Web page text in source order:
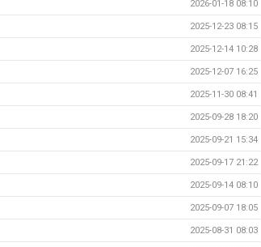
2026-01-18 08:10
2025-12-23 08:15
2025-12-14 10:28
2025-12-07 16:25
2025-11-30 08:41
2025-09-28 18:20
2025-09-21 15:34
2025-09-17 21:22
2025-09-14 08:10
2025-09-07 18:05
2025-08-31 08:03